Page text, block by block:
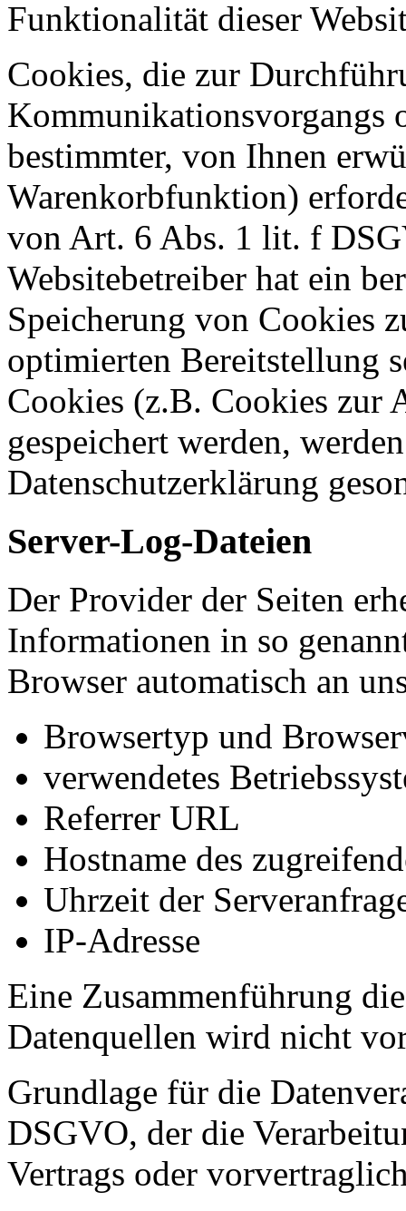
Funktionalität dieser
Cookies, die zur
Kommunikationsvorgangs
bestimmter, von Ihnen
Warenkorbfunktion)
von Art. 6 Abs. 1 lit. f
Websitebetreiber hat ein
Speicherung von Cookies
optimierten Bereitstellung
Cookies (z.B. Cookies zur
gespeichert werden,
Datenschutzerklärung
Server-Log-Dateien
Der Provider der Seiten
Informationen in so
Browser automatisch an
Browsertyp und
verwendetes
Referrer URL
Hostname des
Uhrzeit der
IP-Adresse
Eine Zusammenführung
Datenquellen wird nicht
Grundlage für die
DSGVO, der die
Vertrags oder